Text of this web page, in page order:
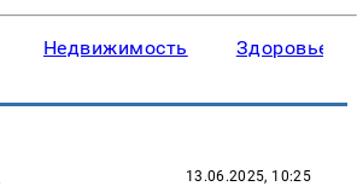
Недвижимость Здоровье
13.06.2025, 10:25